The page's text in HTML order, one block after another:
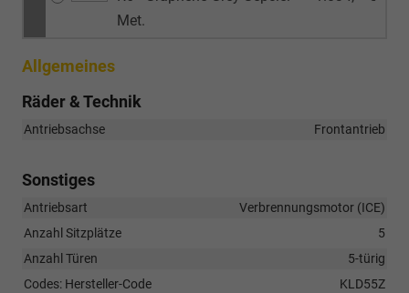
Met.
Allgemeines
Räder & Technik
Antriebsachse Frontantrieb
Sonstiges
Antriebsart
Verbrennungsmotor (ICE)
Anzahl Sitzplätze
5
Anzahl Türen
5-türig
Codes: Hersteller-Code
KLD55Z